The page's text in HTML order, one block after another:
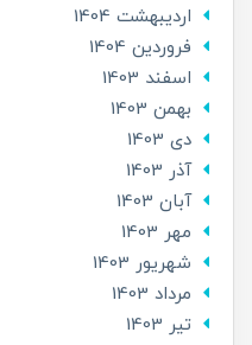
ارديبهشت 1404
فروردین 1404
اسفند 1403
بهمن 1403
دی 1403
آذر 1403
آبان 1403
مهر 1403
شهریور 1403
مرداد 1403
تير 1403